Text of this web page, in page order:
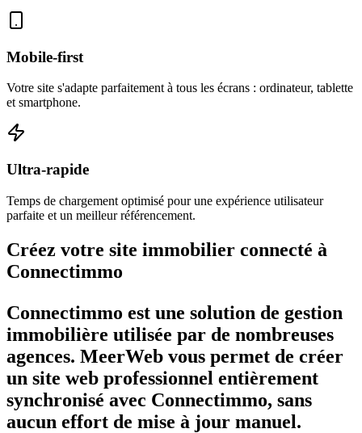
Mobile-first
Votre site s'adapte parfaitement à tous les écrans : ordinateur, tablette
et smartphone.
Ultra-rapide
Temps de chargement optimisé pour une expérience utilisateur
parfaite et un meilleur référencement.
Créez votre site immobilier connecté à
Connectimmo
Connectimmo est une solution de gestion
immobilière utilisée par de nombreuses
agences. MeerWeb vous permet de créer
un site web professionnel entièrement
synchronisé avec Connectimmo, sans
aucun effort de mise à jour manuel.